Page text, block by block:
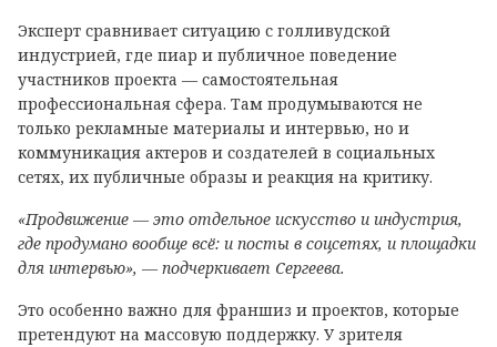
Эксперт сравнивает ситуацию с голливудской
индустрией, где пиар и публичное поведение
участников проекта — самостоятельная
профессиональная сфера. Там продумываются не
только рекламные материалы и интервью, но и
коммуникация актеров и создателей в социальных
сетях, их публичные образы и реакция на критику.
«Продвижение — это отдельное искусство и индустрия,
где продумано вообще всё: и посты в соцсетях, и площадки
для интервью», — подчеркивает Сергеева.
Это особенно важно для франшиз и проектов, которые
претендуют на массовую поддержку. У зрителя